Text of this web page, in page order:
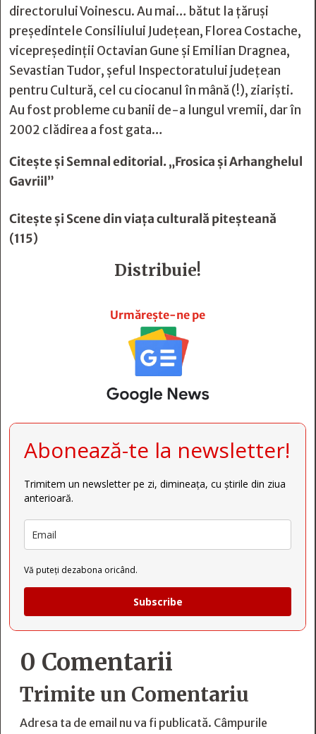
directorului Voinescu. Au mai… bătut la țăruși
președintele Consiliului Județean, Florea Costache,
vicepreședinții Octavian Gune și Emilian Dragnea,
Sevastian Tudor, șeful Inspectoratului județean
pentru Cultură, cel cu ciocanul în mână (!), ziariști.
Au fost probleme cu banii de-a lungul vremii, dar în
2002 clădirea a fost gata…
Citește șiSemnal editorial. „Frosica şi Arhanghelul
Gavriil”
Citește șiScene din viaţa culturală piteşteană
(115)
Distribuie!
Urmărește-ne pe
Abonează-te la newsletter!
Trimitem un newsletter pe zi, dimineața, cu știrile din ziua
anterioară.
Vă puteți dezabona oricând.
Subscribe
0 Comentarii
Trimite un Comentariu
Adresa ta de email nu va fi publicată. Câmpurile